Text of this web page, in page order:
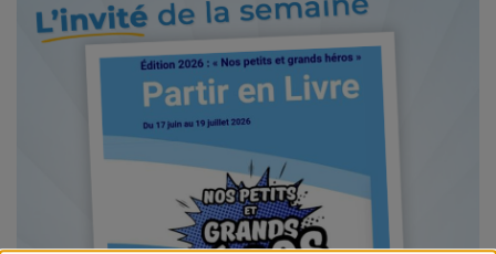
Emissions Radio
Emissions TV
Diffusions